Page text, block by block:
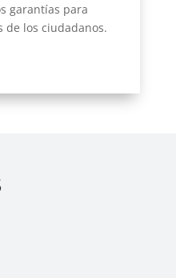
garantías para
de los ciudadanos.